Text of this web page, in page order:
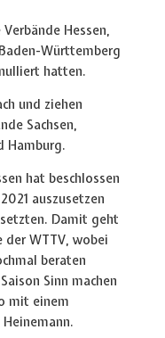
Hessen,
Württemberg
hatten.
und ziehen
Sachsen,
Hamburg.
hat beschlossen
auszusetzen
Damit geht
der WTTV, wobei
beraten
Sinn machen
mit einem